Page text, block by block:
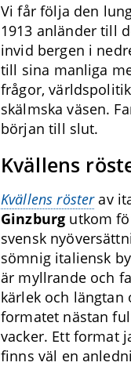
Vi får följa den
1913 anländer till
invid bergen i
till sina manliga
frågor,
skälmska väsen.
början till slut.
Kvällens
Kvällens rösterav
Ginzburg utkom
svensk
sömnig italiensk
är myllrande och
kärlek och längtan
formatet nästan
vacker. Ett format
finns väl en